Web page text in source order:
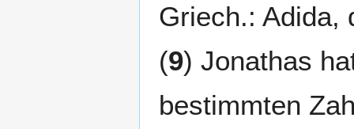
Griech.: Adida,
(9) Jonathas
bestimmten